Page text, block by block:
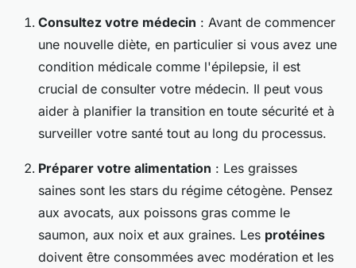
Consultez votre médecin : Avant de commencer
une nouvelle diète, en particulier si vous avez une
condition médicale comme l'épilepsie, il est
crucial de consulter votre médecin. Il peut vous
aider à planifier la transition en toute sécurité et à
surveiller votre santé tout au long du processus.
Préparer votre alimentation : Les graisses
saines sont les stars du régime cétogène. Pensez
aux avocats, aux poissons gras comme le
saumon, aux noix et aux graines. Les protéines
doivent être consommées avec modération et les